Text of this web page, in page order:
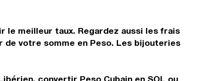
le meilleur taux. Regardez aussi les frais
votre somme en Peso. Les bijouteries
convertir Peso Cubain en SOL ou